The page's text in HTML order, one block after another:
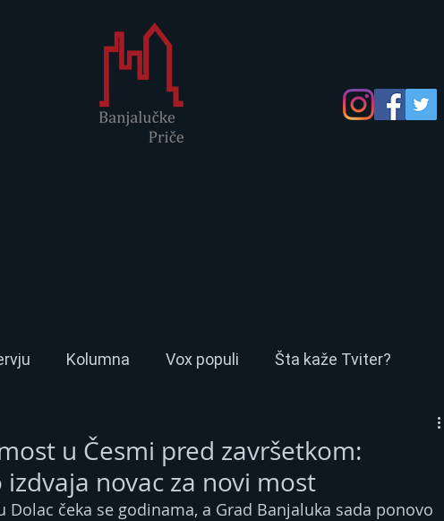
Kolumna Vox populi Šta kaže Tviter?
u Česmi pred završetkom:
novac za novi most
čeka se godinama, a Grad Banjaluka sada ponovo